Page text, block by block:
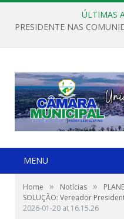
ÚLTIMAS
PRESIDENTE NAS
MENU
Home » Notícias »
SOLUÇÃO: Vereador
2026-01-20 at 16.15.26